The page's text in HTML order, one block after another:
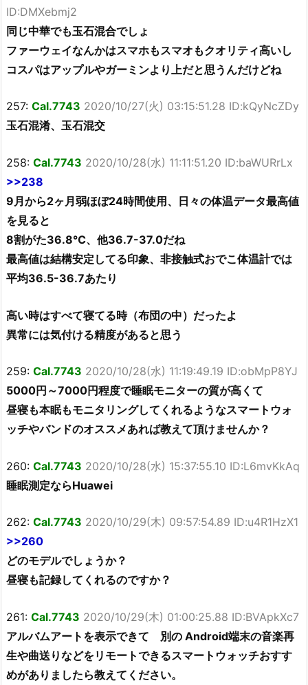
ID:DMXebmj2
同じ中華でも玉石混合でしょ
ファーウェイなんかはスマホもスマオもクオリティ高いし
コスパはアップルやガーミンより上だと思うんだけどね
257: Cal.7743 2020/10/27(火) 03:15:51.28 ID:kQyNcZDy
玉石混淆、玉石混交
258: Cal.7743 2020/10/28(水) 11:11:51.20 ID:baWURrLx
>>238
9月から2ヶ月弱ほぼ24時間使用、日々の体温データ最高値
を見ると
8割がた36.8℃、他36.7-37.0だね
最高値は結構安定してる印象、非接触式おでこ体温計では
平均36.5-36.7あたり
高い時はすべて寝てる時（布団の中）だったよ
異常には気付ける精度があると思う
259: Cal.7743 2020/10/28(水) 11:19:49.19 ID:obMpP8YJ
5000円～7000円程度で睡眠モニターの質が高くて
昼寝も本眠もモニタリングしてくれるようなスマートウォ
ッチやバンドのオススメあれば教えて頂けませんか？
260: Cal.7743 2020/10/28(水) 15:37:55.10 ID:L6mvKkAq
睡眠測定ならHuawei
262: Cal.7743 2020/10/29(木) 09:57:54.89 ID:u4R1HzX1
>>260
どのモデルでしょうか？
昼寝も記録してくれるのですか？
261: Cal.7743 2020/10/29(木) 01:00:25.88 ID:BVApkXc7
アルバムアートを表示できて 別の Android端末の音楽再
生や曲送りなどをリモートできるスマートウォッチおすす
めがありましたら教えてください。